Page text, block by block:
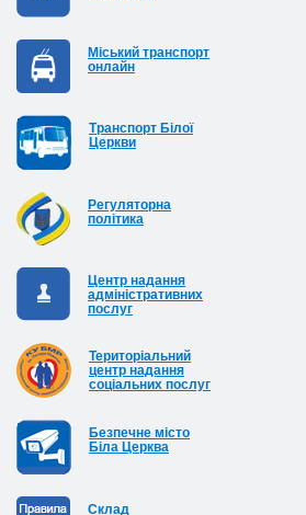
Міський транспорт
онлайн
Транспорт Білої
Церкви
Регуляторна
політика
Центр надання
адміністративних
послуг
Територіальний
центр надання
соціальних послуг
Безпечне місто
Біла Церква
Cклад